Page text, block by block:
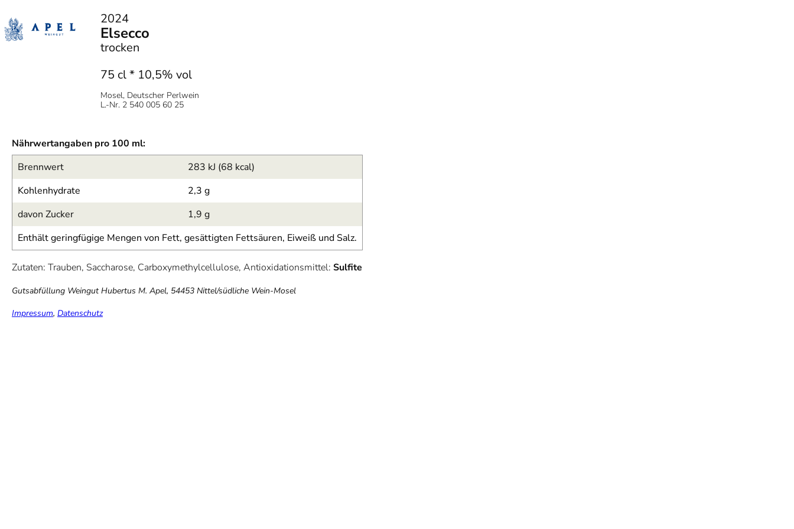
2024
Elsecco
trocken
75 cl * 10,5% vol
Mosel, Deutscher Perlwein
L.-Nr. 2 540 005 60 25
Nährwertangaben pro 100 ml:
Brennwert
283 kJ (68 kcal)
Kohlenhydrate
2,3 g
davon Zucker
1,9 g
Enthält geringfügige Mengen von Fett, gesättigten Fettsäuren, Eiweiß und Salz.
Zutaten: Trauben, Saccharose, Carboxymethylcellulose, Antioxidationsmittel: Sulfite
Gutsabfüllung Weingut Hubertus M. Apel, 54453 Nittel/südliche Wein-Mosel
Impressum, Datenschutz